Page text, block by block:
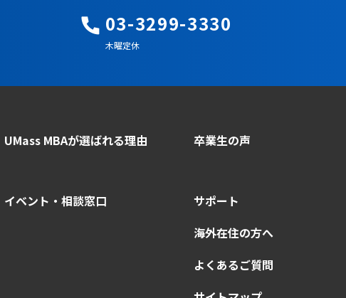
03-3299-3330
木曜定休
UMass MBAが選ばれる理由 卒業生の声
イベント・相談窓口
サポート
海外在住の方へ
よくあるご質問